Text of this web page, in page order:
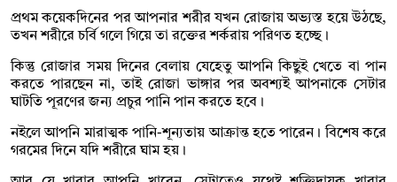
প্রথম কয়েকদিনের পর আপনার শরীর যখন রোজায় অভ্যস্ত হয়ে উঠছে,
তখন শরীরে চর্বি গলে গিয়ে তা রক্তের শর্করায় পরিণত হচ্ছে।
কিন্তু রোজার সময় দিনের বেলায় যেহেতু আপনি কিছুই খেতে বা পান
করতে পারছেন না, তাই রোজা ভাঙ্গার পর অবশ্যই আপনাকে সেটার
ঘাটতি পূরণের জন্য প্রচুর পানি পান করতে হবে।
নইলে আপনি মারাত্মক পানি-শূন্যতায় আক্রান্ত হতে পারেন। বিশেষ করে
গরমের দিনে যদি শরীরে ঘাম হয়।